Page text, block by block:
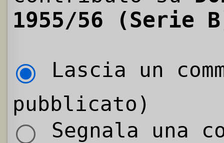
1955/56 (Serie
Lascia un
pubblicato)
Segnala una